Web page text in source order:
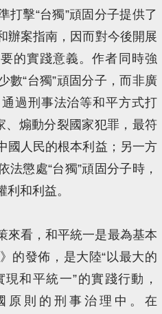
打擊“台獨”頑固分子提供了
辦案指南，因而對今後開展
的實踐意義。作者同時強
數“台獨”頑固分子，而非廣
過刑事法治等和平方式打
、煽動分裂國家犯罪，最符
國人民的根本利益；另一方
懲處“台獨”頑固分子時，
和利益。
來看，和平統一是最為基本
的發佈，是大陸“以最大的
和平統一”的實踐行動，
原則的刑事治理中。在